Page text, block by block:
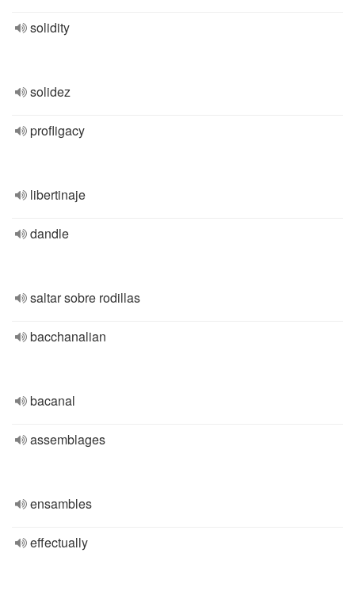
solidity
solidez
profligacy
libertinaje
dandle
saltar sobre rodillas
bacchanalian
bacanal
assemblages
ensambles
effectually